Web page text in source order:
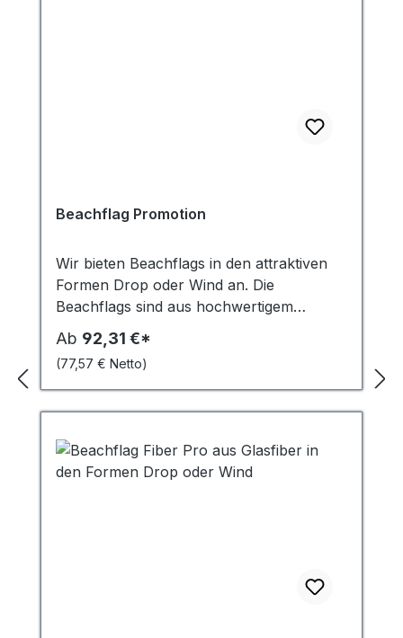
Beachflag Promotion
Wir bieten Beachflags in den attraktiven
Formen Drop oder Wind an. Die
Beachflags sind aus hochwertigem
Material gefertigt und bieten eine hohe
Stabilität und Langlebigkeit. Die
Fiberglasrohre haben einen Durchmesser
von 20 mm und eine Wandstärke von 1,7
mm. Zusätzlich sind sie am unteren Ende
mit einer Aluminiumverstärkung versehen,
um ein Knicken der Fahne im Wind zu
vermeiden. Die Fahnenbefestigung erfolgt
Bodenplatte aus Stahl geliefert, die mit
Ab 92,31 €*
(77,57 € Netto)